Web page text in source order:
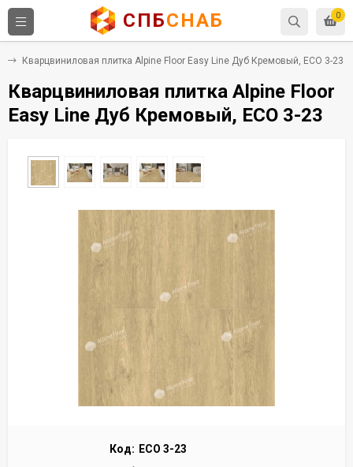
0
СПБСНАБ
Кварцвиниловая плитка Alpine Floor Easy Line Дуб Кремовый, ECO 3-23
Кварцвиниловая плитка Alpine Floor
Easy Line Дуб Кремовый, ECO 3-23
Код: ECO 3-23